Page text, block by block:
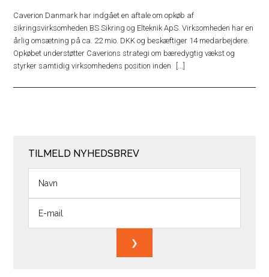
Caverion Danmark har indgået en aftale om opkøb af
sikringsvirksomheden BS Sikring og Elteknik ApS. Virksomheden har en
årlig omsætning på ca. 22 mio. DKK og beskæftiger 14 medarbejdere.
Opkøbet understøtter Caverions strategi om bæredygtig vækst og
styrker samtidig virksomhedens position inden
TILMELD NYHEDSBREV